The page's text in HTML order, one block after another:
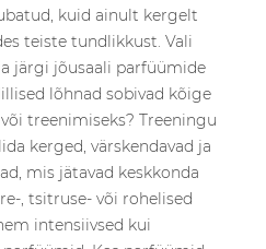
kuid ainult kergelt
teiste tundlikkust. Vali
järgi jõusaali parfüümide
lõhnad sobivad kõige
treenimiseks? Treeningu
kerged, värskendavad ja
mis jätavad keskkonda
, tsitruse- või rohelised
intensiivsed kui